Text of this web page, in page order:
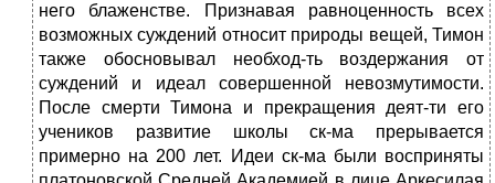
него блаженстве. Признавая равноценность всех
возможных суждений относит природы вещей, Тимон
также обосновывал необход-ть воздержания от
суждений и идеал совершенной невозмутимости.
После смерти Тимона и прекращения деят-ти его
учеников развитие школы ск-ма прерывается
примерно на 200 лет. Идеи ск-ма были восприняты